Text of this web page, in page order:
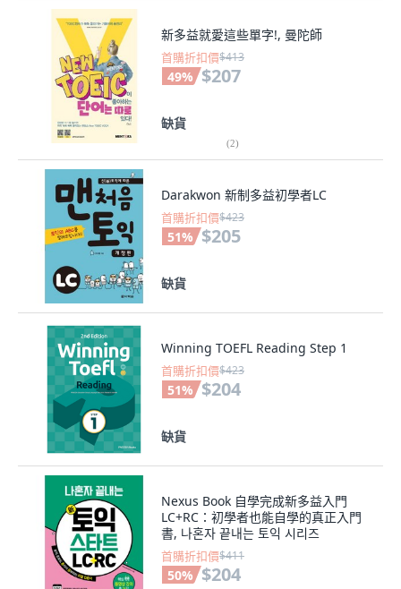
新多益就愛這些單字!, 曼陀師
首購折扣價$413
49% $207
缺貨
(2)
Darakwon 新制多益初學者LC
首購折扣價$423
51% $205
缺貨
Winning TOEFL Reading Step 1
首購折扣價$423
51% $204
缺貨
Nexus Book 自學完成新多益入門
LC+RC：初學者也能自學的真正入門
書, 나혼자 끝내는 토익 시리즈
首購折扣價$411
50% $204